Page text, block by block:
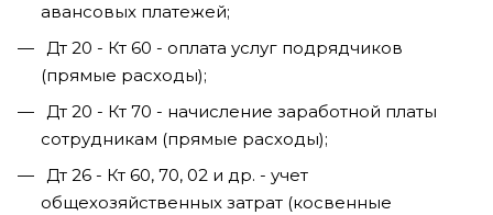
авансовых платежей;
Дт 20 - Кт 60 - оплата услуг подрядчиков
(прямые расходы);
Дт 20 - Кт 70 - начисление заработной платы
сотрудникам (прямые расходы);
Дт 26 - Кт 60, 70, 02 и др. - учет
общехозяйственных затрат (косвенные